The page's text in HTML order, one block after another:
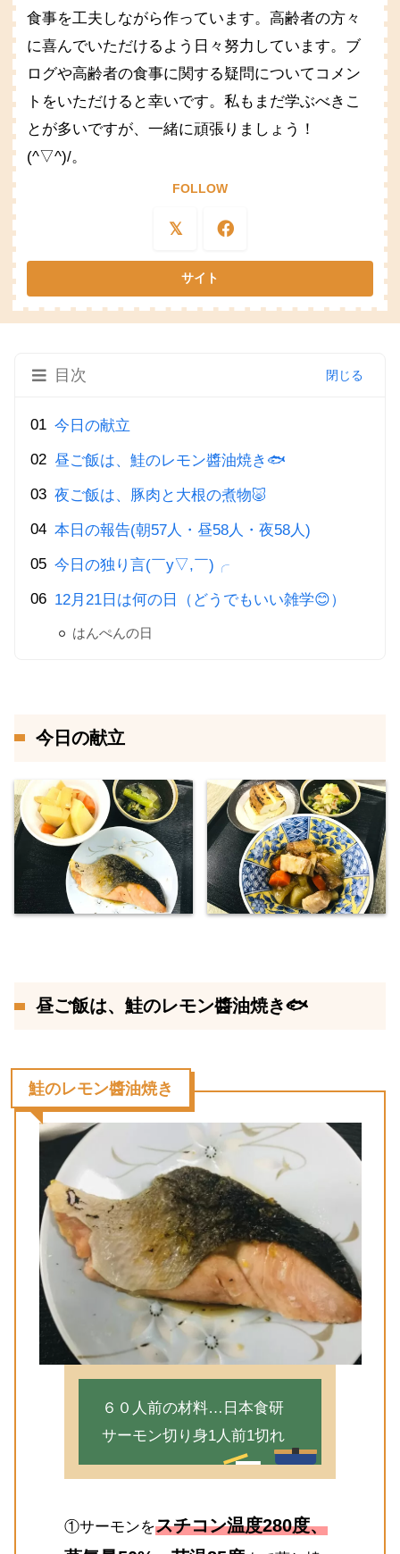
食事を工夫しながら作っています。高齢者の方々
に喜んでいただけるよう日々努力しています。ブ
ログや高齢者の食事に関する疑問についてコメン
トをいただけると幸いです。私もまだ学ぶべきこ
とが多いですが、一緒に頑張りましょう！
(^▽^)/。
FOLLOW
目次
今日の献立
昼ご飯は、鮭のレモン醬油焼き🐟
夜ご飯は、豚肉と大根の煮物🐷
本日の報告(朝57人・昼58人・夜58人)
今日の独り言(￣y▽,￣)╭
12月21日は何の日（どうでもいい雑学😊）
はんぺんの日
今日の献立
昼ご飯は、鮭のレモン醬油焼き🐟
鮭のレモン醬油焼き
６０人前の材料…日本食研
サーモン切り身1人前1切れ
①サーモンをスチコン温度280度、